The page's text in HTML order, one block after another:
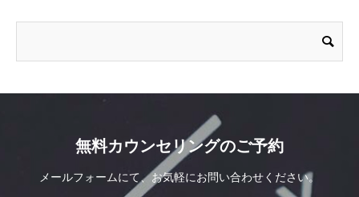
無料カウンセリングのご予約
メールフォームにて、お気軽にお問い合わせください。